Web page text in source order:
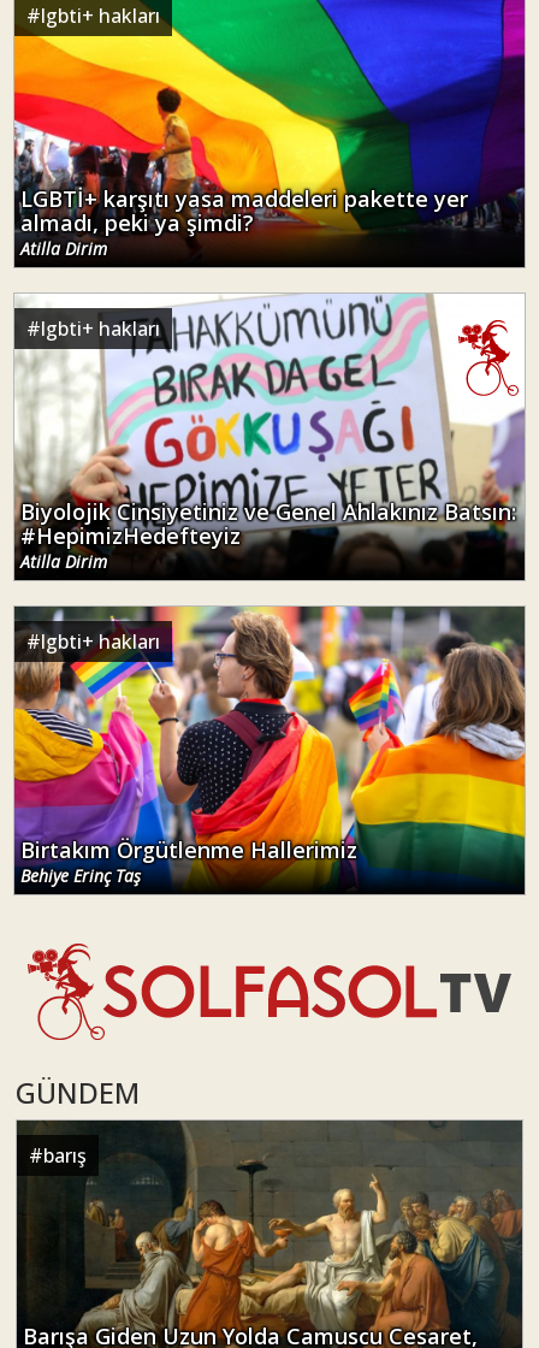
#lgbti+ hakları
LGBTİ+ karşıtı yasa maddeleri pakette yer
almadı, peki ya şimdi?
Atilla Dirim
#lgbti+ hakları
Biyolojik Cinsiyetiniz ve Genel Ahlakınız Batsın:
#HepimizHedefteyiz
Atilla Dirim
#lgbti+ hakları
Birtakım Örgütlenme Hallerimiz
Behiye Erinç Taş
GÜNDEM
#barış
Barışa Giden Uzun Yolda Camuscu Cesaret,